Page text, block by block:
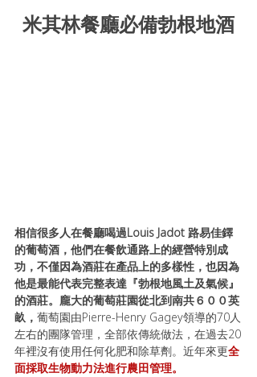
米其林餐廳必備勃根地酒
相信很多人在餐廳喝過Louis Jadot 路易佳鐸
的葡萄酒，他們在餐飲通路上的經營特別成
功，不僅因為酒莊在產品上的多樣性，也因為
他是最能代表完整表達『勃根地風土及氣候』
的酒莊。龐大的葡萄莊園從北到南共６００英
畝， 葡萄園由Pierre-Henry Gagey領導的70人
左右的團隊管理，全部依傳統做法，在過去20
年裡沒有使用任何化肥和除草劑。近年來更全
面採取生物動力法進行農田管理。